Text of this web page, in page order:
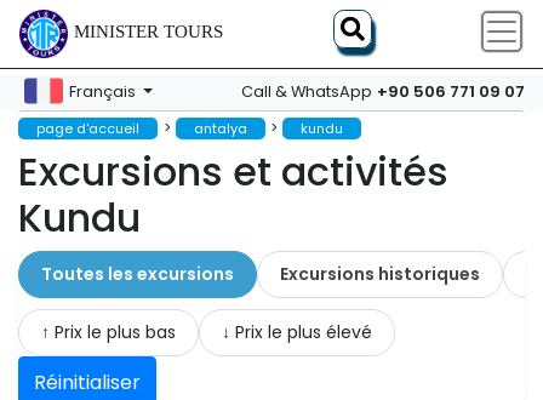
MINISTER TOURS
Français Call & WhatsApp +90 506 771 09 07
page d'accueil > antalya > kundu
Excursions et activités
Kundu
Toutes les excursions Excursions historiques
↑ Prix ​​le plus bas ↓ Prix ​​le plus élevé
Réinitialiser